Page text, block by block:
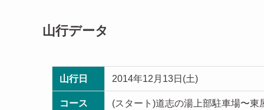
山行データ
山行日 2014年12月13日(土)
コース
(スタート)道志の湯上部駐車場〜